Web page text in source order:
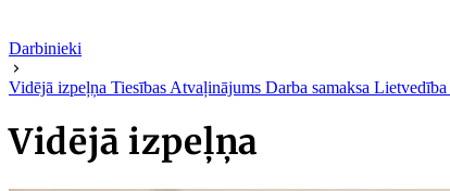
Darbinieki
Vidējā izpeļņa Tiesības Atvaļinājums Darba samaksa Lietvedība
Vidējā izpeļņa